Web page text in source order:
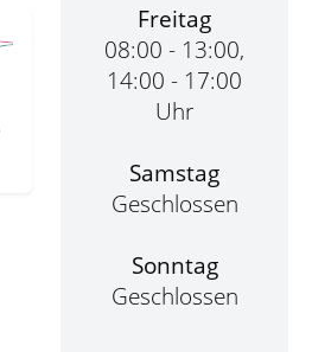
Freitag
08:00 - 13:00,
14:00 - 17:00
Uhr
Samstag
Geschlossen
Sonntag
Geschlossen